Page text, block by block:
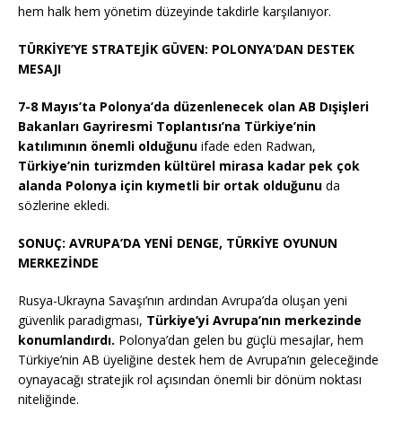
hem halk hem yönetim düzeyinde takdirle karşılanıyor.
TÜRKİYE’YE STRATEJİK GÜVEN: POLONYA’DAN DESTEK
MESAJI
7-8 Mayıs’ta Polonya’da düzenlenecek olan AB Dışişleri
Bakanları Gayriresmi Toplantısı’na Türkiye’nin
katılımının önemli olduğunu ifade eden Radwan,
Türkiye’nin turizmden kültürel mirasa kadar pek çok
alanda Polonya için kıymetli bir ortak olduğunu da
sözlerine ekledi.
SONUÇ: AVRUPA’DA YENİ DENGE, TÜRKİYE OYUNUN
MERKEZİNDE
Rusya-Ukrayna Savaşı’nın ardından Avrupa’da oluşan yeni
güvenlik paradigması, Türkiye’yi Avrupa’nın merkezinde
konumlandırdı. Polonya’dan gelen bu güçlü mesajlar, hem
Türkiye’nin AB üyeliğine destek hem de Avrupa’nın geleceğinde
oynayacağı stratejik rol açısından önemli bir dönüm noktası
niteliğinde.